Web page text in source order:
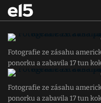
Fotografie ze zásahu
ponorku a zabavila 17 tun
Fotografie ze zásahu
ponorku a zabavila 17 tun